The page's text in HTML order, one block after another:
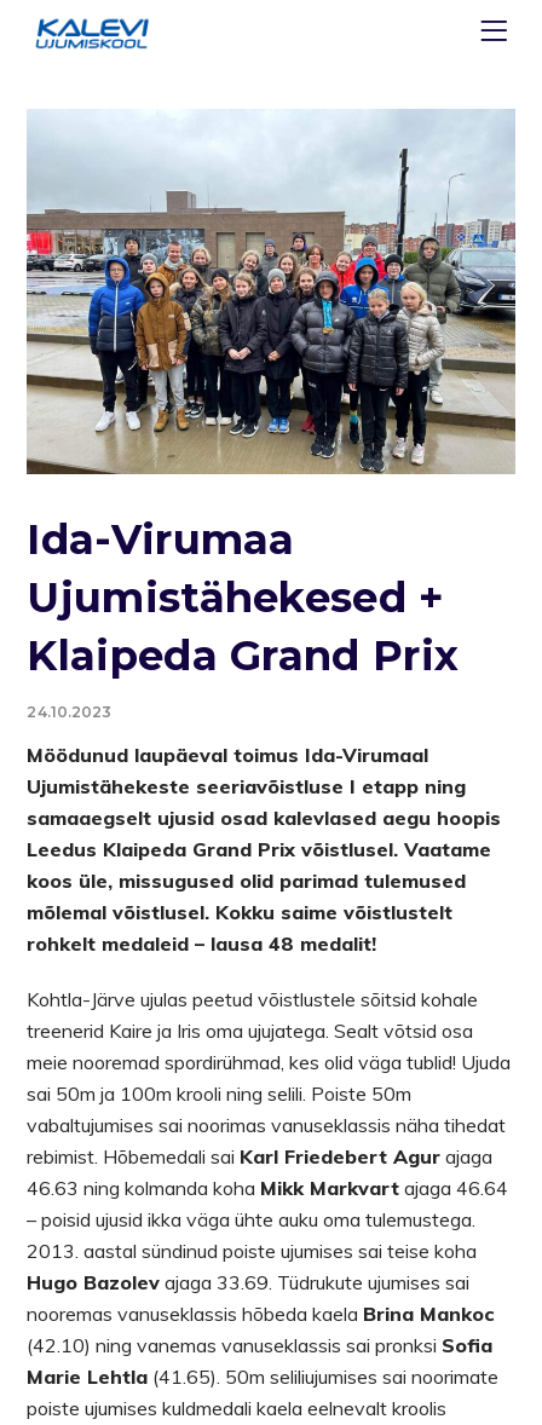
Ida-Virumaa
Ujumistähekesed +
Klaipeda Grand Prix
24.10.2023
Möödunud laupäeval toimus Ida-Virumaal
Ujumistähekeste seeriavõistluse I etapp ning
samaaegselt ujusid osad kalevlased aegu hoopis
Leedus Klaipeda Grand Prix võistlusel. Vaatame
koos üle, missugused olid parimad tulemused
mõlemal võistlusel. Kokku saime võistlustelt
rohkelt medaleid – lausa 48 medalit!
Kohtla-Järve ujulas peetud võistlustele sõitsid kohale
treenerid Kaire ja Iris oma ujujatega. Sealt võtsid osa
meie nooremad spordirühmad, kes olid väga tublid! Ujuda
sai 50m ja 100m krooli ning selili. Poiste 50m
vabaltujumises sai noorimas vanuseklassis näha tihedat
rebimist. Hõbemedali sai Karl Friedebert Agur ajaga
46.63 ning kolmanda koha Mikk Markvart ajaga 46.64
– poisid ujusid ikka väga ühte auku oma tulemustega.
2013. aastal sündinud poiste ujumises sai teise koha
Hugo Bazolev ajaga 33.69. Tüdrukute ujumises sai
nooremas vanuseklassis hõbeda kaela Brina Mankoc
(42.10) ning vanemas vanuseklassis sai pronksi Sofia
Marie Lehtla (41.65). 50m seliliujumises sai noorimate
poiste ujumises kuldmedali kaela eelnevalt kroolis